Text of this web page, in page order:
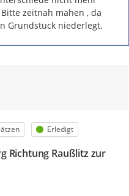
zeitnah mähen , da
Grundstück niederlegt.
Status
Erledigt
Richtung Raußlitz zur